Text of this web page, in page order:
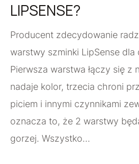
LIPSENSE?
Producent zdecydowanie
warstwy szminki LipSense dla
Pierwsza warstwa łączy się z
nadaje kolor, trzecia chroni
piciem i innymi czynnikami
oznacza to, że 2 warstwy
gorzej. Wszystko…